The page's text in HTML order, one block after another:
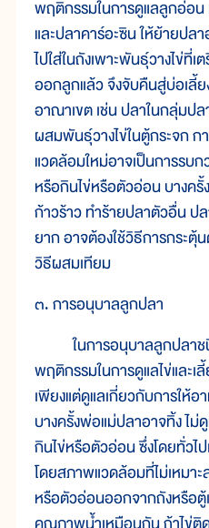
พฤติกรรมในการดูแลลูกอ่อน
และปลาคาร์อะซิน ให้ย้ายปล
ไปใส่ในถังเพาะพันธุ์วางไข่ที่
ออกลูกแล้ว จึงจับคืนสู่บ่อเลี้
อาณาเขต เช่น ปลาในกลุ่มป
ผสมพันธุ์วางไข่ในตู้กระจก ก
แวดล้อมใหม่อาจเป็นการรบ
หรือกินไข่หรือตัวอ่อน บางค
ก้าวร้าว ทำร้ายปลาตัวอื่น ป
ยาก อาจต้องใช้วิธีการกระตุ้
วิธีผสมเทียม
๓. การอนุบาลลูกปลา
ในการอนุบาลลูกปลาช
พฤติกรรมในการดูแลไข่และ
เพียงแต่ดูแลเกี่ยวกับการให้
บางครั้งพ่อแม่ปลาอาจทิ้ง ไ
กินไข่หรือตัวอ่อน ซึ่งโดยทั่วไ
โดยสภาพแวดล้อมที่ไม่เหมา
หรือตัวอ่อนออกจากถังหรือตู้